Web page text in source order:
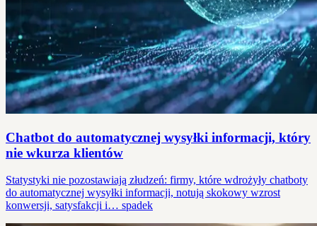
Chatbot do automatycznej wysyłki informacji, który
nie wkurza klientów
Statystyki nie pozostawiają złudzeń: firmy, które wdrożyły chatboty
do automatycznej wysyłki informacji, notują skokowy wzrost
konwersji, satysfakcji i… spadek